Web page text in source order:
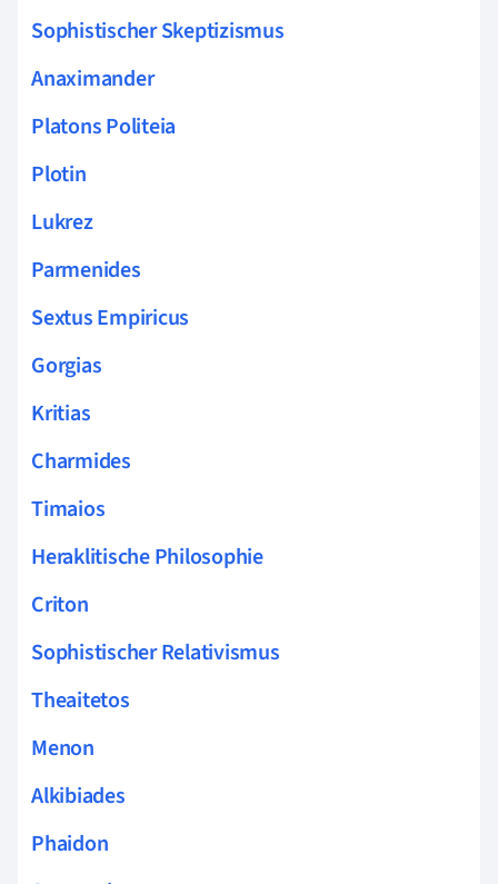
Sophistischer Skeptizismus
Anaximander
Platons Politeia
Plotin
Lukrez
Parmenides
Sextus Empiricus
Gorgias
Kritias
Charmides
Timaios
Heraklitische Philosophie
Criton
Sophistischer Relativismus
Theaitetos
Menon
Alkibiades
Phaidon